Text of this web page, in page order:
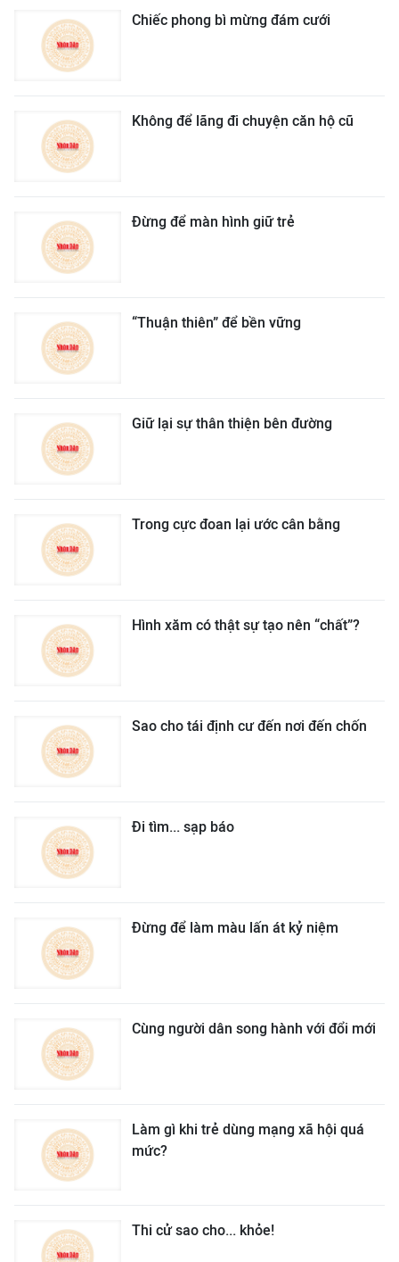
Chiếc phong bì mừng đám cưới
Không để lãng đi chuyện căn hộ cũ
Đừng để màn hình giữ trẻ
“Thuận thiên” để bền vững
Giữ lại sự thân thiện bên đường
Trong cực đoan lại ước cân bằng
Hình xăm có thật sự tạo nên “chất”?
Sao cho tái định cư đến nơi đến chốn
Đi tìm... sạp báo
Đừng để làm màu lấn át kỷ niệm
Cùng người dân song hành với đổi mới
Làm gì khi trẻ dùng mạng xã hội quá
mức?
Thi cử sao cho... khỏe!